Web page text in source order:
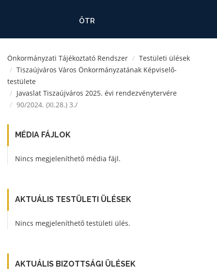
ÖTR
Önkormányzati Tájékoztató Rendszer
Testületi ülések
Tiszaújváros Város Önkormányzatának Képviselő-
testülete
Javaslat Tiszaújváros 2025. évi rendezvénytervére
90/2024. (XI.28.) 3./
MÉDIA FÁJLOK
Nincs megjeleníthető média fájl.
AKTUÁLIS TESTÜLETI ÜLÉSEK
Nincs megjeleníthető testületi ülés.
AKTUÁLIS BIZOTTSÁGI ÜLÉSEK